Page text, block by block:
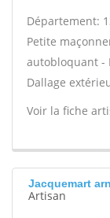
Département:
Petite
autobloquant -
Dallage
Voir la fiche
Jacquemart
Artisan